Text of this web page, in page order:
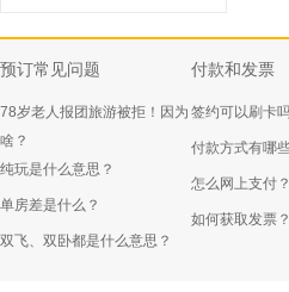
预订常见问题
78岁老人报团旅游被拒！因为
啥？
纯玩是什么意思？
单房差是什么？
双飞、双卧都是什么意思？
付款和发票
签约可以刷卡
付款方式有哪
怎么网上支付？
如何获取发票？